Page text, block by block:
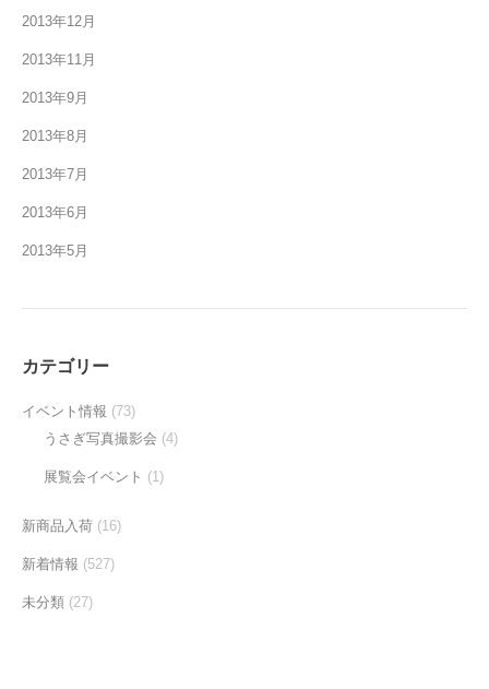
2013年12月
2013年11月
2013年9月
2013年8月
2013年7月
2013年6月
2013年5月
カテゴリー
イベント情報 (73)
うさぎ写真撮影会 (4)
展覧会イベント (1)
新商品入荷 (16)
新着情報 (527)
未分類 (27)